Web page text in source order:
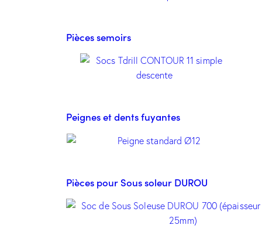
Pièces semoirs
Peignes et dents fuyantes
Pièces pour Sous soleur DUROU